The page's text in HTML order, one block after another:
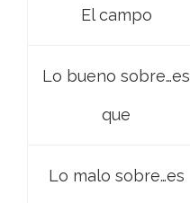
El campo
Lo bueno sobre…es
que
Lo malo sobre…es